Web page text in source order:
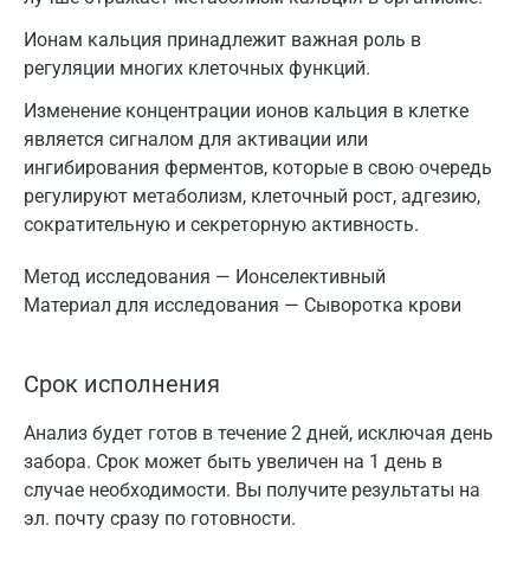
Ионам кальция принадлежит важная роль в
регуляции многих клеточных функций.
Изменение концентрации ионов кальция в клетке
является сигналом для активации или
ингибирования ферментов, которые в свою очередь
регулируют метаболизм, клеточный рост, адгезию,
сократительную и секреторную активность.
Метод исследования — Ионселективный
Материал для исследования — Сыворотка крови
Срок исполнения
Анализ будет готов в течение 2 дней, исключая день
забора. Срок может быть увеличен на 1 день в
случае необходимости. Вы получите результаты на
эл. почту сразу по готовности.